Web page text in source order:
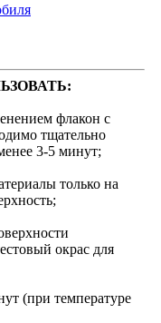
флакон с
тщательно
3-5 минут;
только на
окрас для
(при температуре